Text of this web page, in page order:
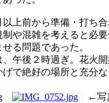
上前から準備・打ち
や混雑を考えると 必
る問題であった。
午後２時過ぎ。花火
で絶好の場所と充分
←写